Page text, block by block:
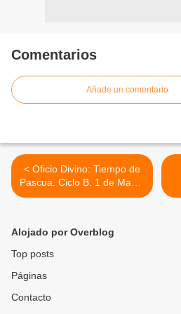
Comentarios
Añade un comentario
< Oficio Divino: Tiempo de
Pascua. Ciclo B. 1 de Mayo,
2012
Alojado por Overblog
Top posts
Páginas
Contacto